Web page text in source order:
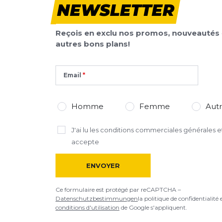
Votre avis detaillé
Votre avis detaillé
Champs requis
AJOUTER UN AVIS
Ce formulaire est protégé par reCAPTCHA –
de Google s'appliquent.
NEWSLETTER
Reçois en exclu nos promos, nouveautés
autres bons plans!
Email
Homme Femme
J'ai lu les conditions commerciales générales
accepte
ENVOYER
Ce formulaire est protégé par reCAPTCHA –
Datenschutzbestimmungenla politique de confidentialité
conditions d'utilisation de Google s'appliquent.